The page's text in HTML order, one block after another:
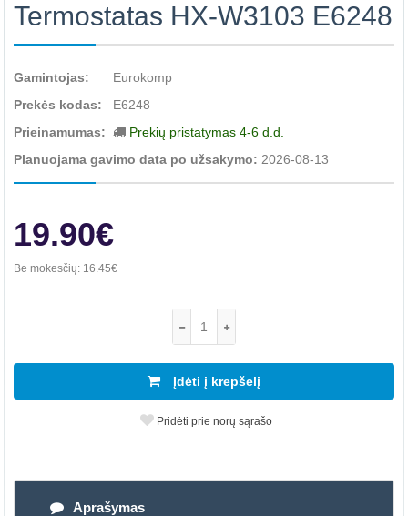
Termostatas HX-W3103 E6248
Gamintojas:
Eurokomp
Prekės kodas:
E6248
Prieinamumas:
Prekių pristatymas 4-6 d.d.
Planuojama gavimo data po užsakymo: 2026-08-13
19.90€
Be mokesčių: 16.45€
Įdėti į krepšelį
Pridėti prie norų sąrašo
Aprašymas